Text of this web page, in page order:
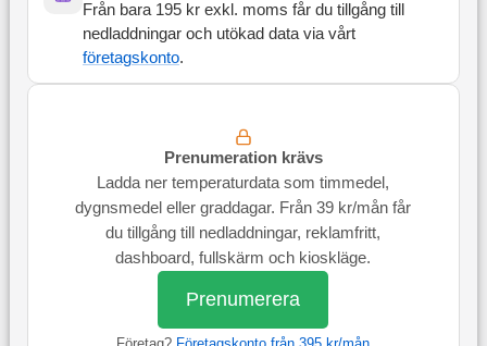
Från bara 195 kr exkl. moms får du tillgång till
nedladdningar och utökad data via vårt
företagskonto.
Prenumeration krävs
Ladda ner temperaturdata som timmedel,
dygnsmedel eller graddagar. Från 39 kr/mån får
du tillgång till nedladdningar, reklamfritt,
dashboard, fullskärm och kioskläge.
Prenumerera